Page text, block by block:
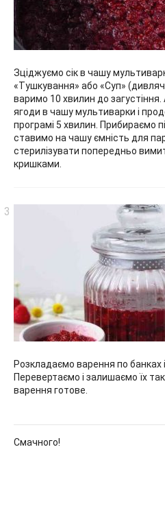
Зціджуємо сік в чашу
«Тушкування» або «Суп»
варимо 10 хвилин до
ягоди в чашу мультиварки і
програмі 5 хвилин. Прибираємо
ставимо на чашу ємність для
стерилізувати попередньо
кришками.
Розкладаємо варення по банках
Перевертаємо і залишаємо їх
варення готове.
Смачного!